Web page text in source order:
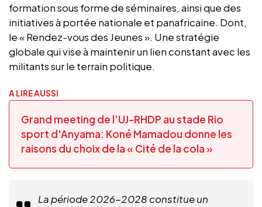
formation sous forme de séminaires, ainsi que des
initiatives à portée nationale et panafricaine. Dont,
le « Rendez-vous des Jeunes ». Une stratégie
globale qui vise à maintenir un lien constant avec les
militants sur le terrain politique.
A LIRE AUSSI
Grand meeting de l’UJ-RHDP au stade Rio
sport d'Anyama: Koné Mamadou donne les
raisons du choix de la « Cité de la cola »
La période 2026-2028 constitue un